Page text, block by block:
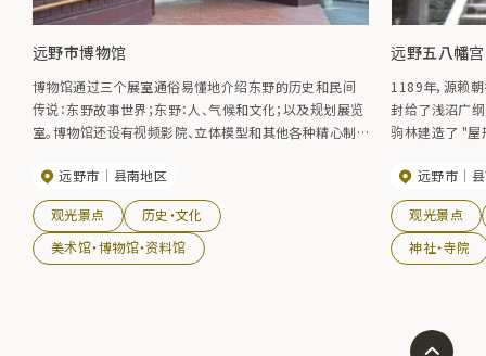
远野市博物馆
博物馆通过三个展室通俗易懂地介绍东野的历史和民间
传说：东野故事世界；东野：人、气候和文化；以及规划展览
室。博物馆还设有视频影院、立体模型和其他各种精心制
远野市
县南地区
观光景点
历史・文化
美术馆・博物馆・资料馆
远野五八幡宫
1189年，源赖
封给了浅沼广
驹林建造了 "屋
东北方向（鬼
神。该祭祀活
远野市
观光景点
神社・寺院